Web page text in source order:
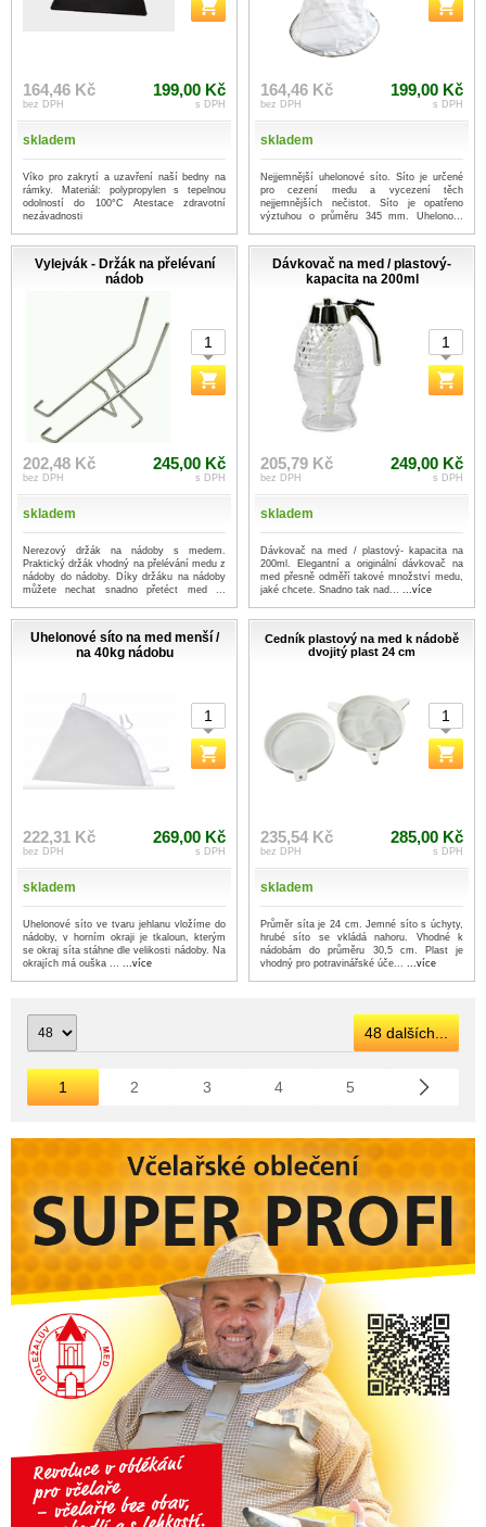
164,46 Kč
bez DPH
199,00 Kč
s DPH
skladem
Víko pro zakrytí a uzavření naší bedny na
rámky. Materiál: polypropylen s tepelnou
odolností do 100°C Atestace zdravotní
nezávadnosti
164,46 Kč
bez DPH
199,00 Kč
s DPH
skladem
Nejjemnější uhelonové síto. Síto je určené
pro cezení medu a vycezení těch
nejjemnějších nečistot. Síto je opatřeno
výztuhou o průměru 345 mm. Uhelono...
Vylejvák - Držák na přelévaní
nádob
202,48 Kč
bez DPH
245,00 Kč
s DPH
skladem
Nerezový držák na nádoby s medem.
Praktický držák vhodný na přelévání medu z
nádoby do nádoby. Díky držáku na nádoby
můžete nechat snadno přetéct med ...
Dávkovač na med / plastový-
kapacita na 200ml
205,79 Kč
bez DPH
249,00 Kč
s DPH
skladem
Dávkovač na med / plastový- kapacita na
200ml. Elegantní a originální dávkovač na
med přesně odměří takové množství medu,
jaké chcete. Snadno tak nad... ...více
Uhelonové síto na med menší /
na 40kg nádobu
222,31 Kč
bez DPH
269,00 Kč
s DPH
skladem
Uhelonové síto ve tvaru jehlanu vložíme do
nádoby, v horním okraji je tkaloun, kterým
se okraj síta stáhne dle velikosti nádoby. Na
okrajích má ouška ... ...více
Cedník plastový na med k nádobě
dvojitý plast 24 cm
235,54 Kč
bez DPH
285,00 Kč
s DPH
skladem
Průměr síta je 24 cm. Jemné síto s úchyty,
hrubé síto se vkládá nahoru. Vhodné k
nádobám do průměru 30,5 cm. Plast je
vhodný pro potravinářské úče... ...více
48 dalších...
1 2 3 4 5